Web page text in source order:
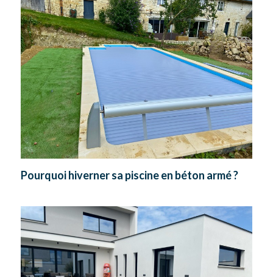
Pourquoi hiverner sa piscine en béton armé ?